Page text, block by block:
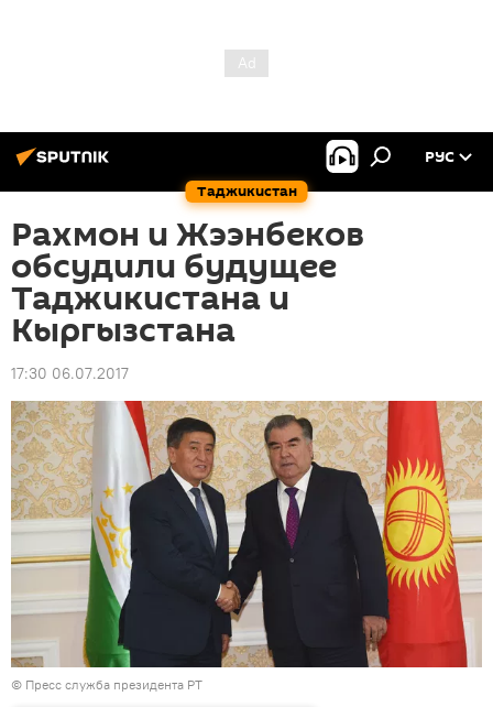
Таджикистан
РУС
Рахмон и Жээнбеков
обсудили будущее
Таджикистана и
Кыргызстана
17:30 06.07.2017
© Пресс служба президента РТ